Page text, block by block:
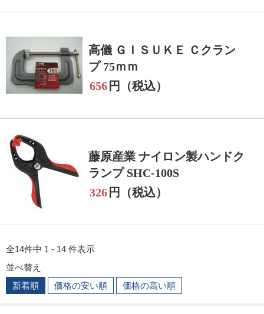
高儀 ＧＩＳＵＫＥ Ｃクラン
プ 75ｍｍ
656 円（税込）
藤原産業 ナイロン製ハンドク
ランプ SHC-100S
326 円（税込）
全14件中 1 - 14 件表示
並べ替え
新着順
価格の安い順 価格の高い順